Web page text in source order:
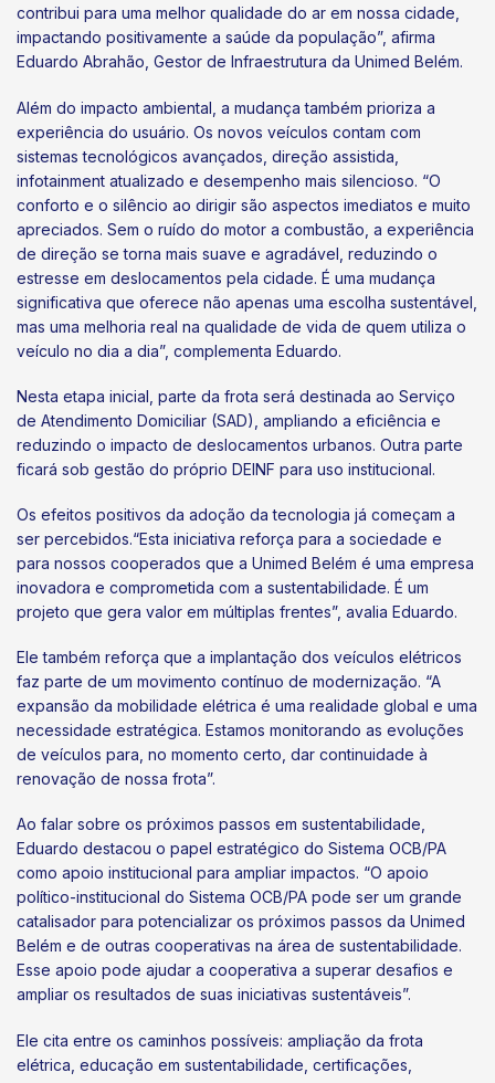
contribui para uma melhor qualidade do ar em nossa cidade,
impactando positivamente a saúde da população”, afirma
Eduardo Abrahão, Gestor de Infraestrutura da Unimed Belém.
Além do impacto ambiental, a mudança também prioriza a
experiência do usuário. Os novos veículos contam com
sistemas tecnológicos avançados, direção assistida,
infotainment atualizado e desempenho mais silencioso. “O
conforto e o silêncio ao dirigir são aspectos imediatos e muito
apreciados. Sem o ruído do motor a combustão, a experiência
de direção se torna mais suave e agradável, reduzindo o
estresse em deslocamentos pela cidade. É uma mudança
significativa que oferece não apenas uma escolha sustentável,
mas uma melhoria real na qualidade de vida de quem utiliza o
veículo no dia a dia”, complementa Eduardo.
Nesta etapa inicial, parte da frota será destinada ao Serviço
de Atendimento Domiciliar (SAD), ampliando a eficiência e
reduzindo o impacto de deslocamentos urbanos. Outra parte
ficará sob gestão do próprio DEINF para uso institucional.
Os efeitos positivos da adoção da tecnologia já começam a
ser percebidos.“Esta iniciativa reforça para a sociedade e
para nossos cooperados que a Unimed Belém é uma empresa
inovadora e comprometida com a sustentabilidade. É um
projeto que gera valor em múltiplas frentes”, avalia Eduardo.
Ele também reforça que a implantação dos veículos elétricos
faz parte de um movimento contínuo de modernização. “A
expansão da mobilidade elétrica é uma realidade global e uma
necessidade estratégica. Estamos monitorando as evoluções
de veículos para, no momento certo, dar continuidade à
renovação de nossa frota”.
Ao falar sobre os próximos passos em sustentabilidade,
Eduardo destacou o papel estratégico do Sistema OCB/PA
como apoio institucional para ampliar impactos. “O apoio
político-institucional do Sistema OCB/PA pode ser um grande
catalisador para potencializar os próximos passos da Unimed
Belém e de outras cooperativas na área de sustentabilidade.
Esse apoio pode ajudar a cooperativa a superar desafios e
ampliar os resultados de suas iniciativas sustentáveis”.
Ele cita entre os caminhos possíveis: ampliação da frota
elétrica, educação em sustentabilidade, certificações,